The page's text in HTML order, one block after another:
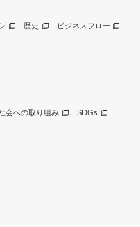
歴史 ビジネスフロー
会への取り組み SDGs